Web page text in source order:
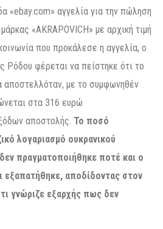
«ebay.com» αγγελία για την πώληση
«AKRAPOVICH» με αρχική τιμή
που προκάλεσε η αγγελία, ο
Ρόδου φέρεται να πείστηκε ότι το
αποστελλόταν, με το συμφωνηθέν
στα 316 ευρώ
αποστολής. Το ποσό
λογαριασμό ουκρανικού
δεν πραγματοποιήθηκε ποτέ και ο
εξαπατήθηκε, αποδίδοντας στον
γνώριζε εξαρχής πως δεν